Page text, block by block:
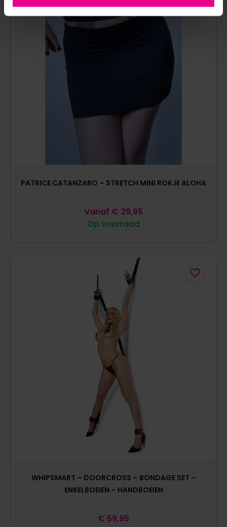
PATRICE CATANZARO – STRETCH MINI ROKJE ALOHA
Op voorraad
Vanaf € 29,95
WHIPSMART – DOORCROSS – BONDAGE SET –
ENKELBOEIEN – HANDBOEIEN
€ 59,95